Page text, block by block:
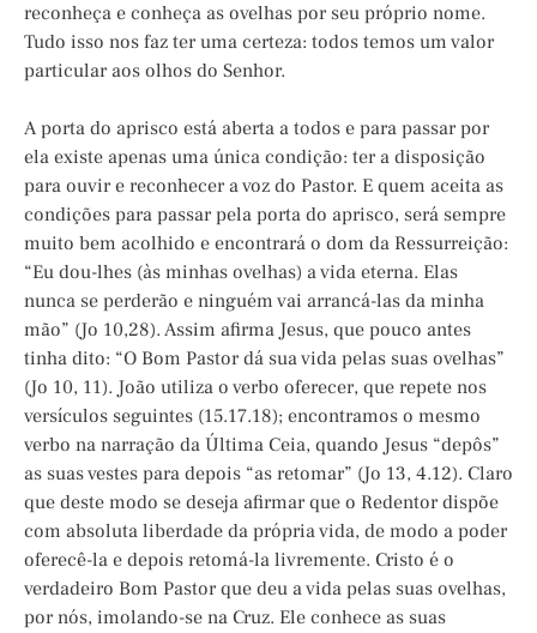
reconheça e conheça as ovelhas por seu próprio nome.
Tudo isso nos faz ter uma certeza: todos temos um valor
particular aos olhos do Senhor.
A porta do aprisco está aberta a todos e para passar por
ela existe apenas uma única condição: ter a disposição
para ouvir e reconhecer a voz do Pastor. E quem aceita as
condições para passar pela porta do aprisco, será sempre
muito bem acolhido e encontrará o dom da Ressurreição:
“Eu dou-lhes (às minhas ovelhas) a vida eterna. Elas
nunca se perderão e ninguém vai arrancá-las da minha
mão” (Jo 10,28). Assim afirma Jesus, que pouco antes
tinha dito: “O Bom Pastor dá sua vida pelas suas ovelhas”
(Jo 10, 11). João utiliza o verbo oferecer, que repete nos
versículos seguintes (15.17.18); encontramos o mesmo
verbo na narração da Última Ceia, quando Jesus “depôs”
as suas vestes para depois “as retomar” (Jo 13, 4.12). Claro
que deste modo se deseja afirmar que o Redentor dispõe
com absoluta liberdade da própria vida, de modo a poder
oferecê-la e depois retomá-la livremente. Cristo é o
verdadeiro Bom Pastor que deu a vida pelas suas ovelhas,
por nós, imolando-se na Cruz. Ele conhece as suas